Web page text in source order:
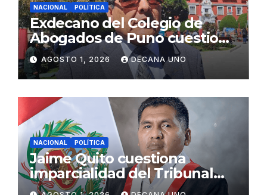
NACIONAL POLÍTICA
Exdecano del Colegio de
Abogados de Puno cuestiona
propuestas sobre seguridad
ciudadana
AGOSTO 1, 2026 DECANA UNO
NACIONAL POLÍTICA
Jaime Quito cuestiona
imparcialidad del Tribunal
Constitucional tras liberación